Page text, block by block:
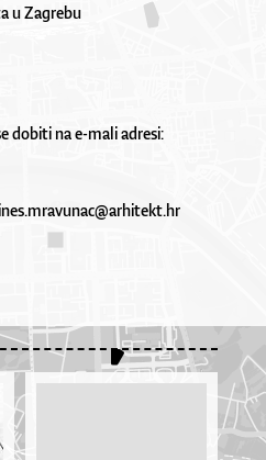
u Zagrebu
dobiti na e-mali adresi:
ines.mravunac@arhitekt.hr